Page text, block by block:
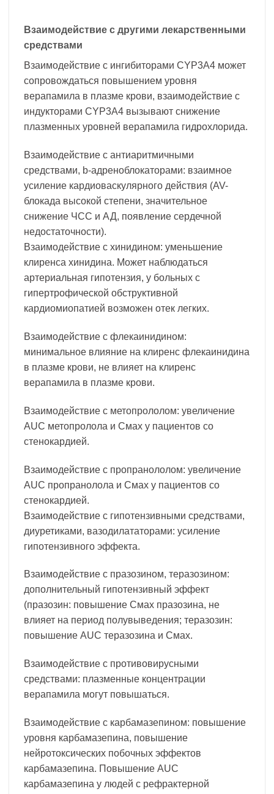
Взаимодействие с другими лекарственными
средствами
Взаимодействие с ингибиторами CYP3A4 может
сопровождаться повышением уровня
верапамила в плазме крови, взаимодействие с
индукторами CYP3A4 вызывают снижение
плазменных уровней верапамила гидрохлорида.
Взаимодействие с антиаритмичными
средствами, b-адреноблокаторами: взаимное
усиление кардиоваскулярного действия (AV-
блокада высокой степени, значительное
снижение ЧСС и АД, появление сердечной
недостаточности).
Взаимодействие с хинидином: уменьшение
клиренса хинидина. Может наблюдаться
артериальная гипотензия, у больных с
гипертрофической обструктивной
кардиомиопатией возможен отек легких.
Взаимодействие с флекаинидином:
минимальное влияние на клиренс флекаинидина
в плазме крови, не влияет на клиренс
верапамила в плазме крови.
Взаимодействие с метопрололом: увеличение
AUC метопролола и Смах у пациентов со
стенокардией.
Взаимодействие с пропранололом: увеличение
AUC пропранолола и Смах у пациентов со
стенокардией.
Взаимодействие с гипотензивными средствами,
диуретиками, вазодилататорами: усиление
гипотензивного эффекта.
Взаимодействие с празозином, теразозином:
дополнительный гипотензивный эффект
(празозин: повышение Смах празозина, не
влияет на период полувыведения; теразозин:
повышение AUC теразозина и Смах.
Взаимодействие с противовирусными
средствами: плазменные концентрации
верапамила могут повышаться.
Взаимодействие с карбамазепином: повышение
уровня карбамазепина, повышение
нейротоксических побочных эффектов
карбамазепина. Повышение AUC
карбамазепина у людей с рефрактерной